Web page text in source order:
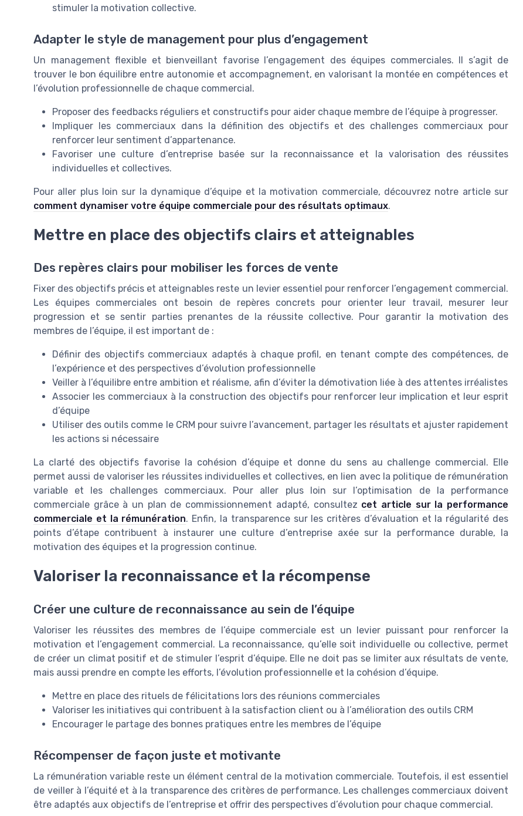
stimuler la motivation collective.
Adapter le style de management pour plus d’engagement
Un management flexible et bienveillant favorise l’engagement des équipes commerciales. Il s’agit de
trouver le bon équilibre entre autonomie et accompagnement, en valorisant la montée en compétences et
l’évolution professionnelle de chaque commercial.
Proposer des feedbacks réguliers et constructifs pour aider chaque membre de l’équipe à progresser.
Impliquer les commerciaux dans la définition des objectifs et des challenges commerciaux pour
renforcer leur sentiment d’appartenance.
Favoriser une culture d’entreprise basée sur la reconnaissance et la valorisation des réussites
individuelles et collectives.
Pour aller plus loin sur la dynamique d’équipe et la motivation commerciale, découvrez notre article sur
comment dynamiser votre équipe commerciale pour des résultats optimaux.
Mettre en place des objectifs clairs et atteignables
Des repères clairs pour mobiliser les forces de vente
Fixer des objectifs précis et atteignables reste un levier essentiel pour renforcer l’engagement commercial.
Les équipes commerciales ont besoin de repères concrets pour orienter leur travail, mesurer leur
progression et se sentir parties prenantes de la réussite collective. Pour garantir la motivation des
membres de l’équipe, il est important de :
Définir des objectifs commerciaux adaptés à chaque profil, en tenant compte des compétences, de
l’expérience et des perspectives d’évolution professionnelle
Veiller à l’équilibre entre ambition et réalisme, afin d’éviter la démotivation liée à des attentes irréalistes
Associer les commerciaux à la construction des objectifs pour renforcer leur implication et leur esprit
d’équipe
Utiliser des outils comme le CRM pour suivre l’avancement, partager les résultats et ajuster rapidement
les actions si nécessaire
La clarté des objectifs favorise la cohésion d’équipe et donne du sens au challenge commercial. Elle
permet aussi de valoriser les réussites individuelles et collectives, en lien avec la politique de rémunération
variable et les challenges commerciaux. Pour aller plus loin sur l’optimisation de la performance
commerciale grâce à un plan de commissionnement adapté, consultez cet article sur la performance
commerciale et la rémunération. Enfin, la transparence sur les critères d’évaluation et la régularité des
points d’étape contribuent à instaurer une culture d’entreprise axée sur la performance durable, la
motivation des équipes et la progression continue.
Valoriser la reconnaissance et la récompense
Créer une culture de reconnaissance au sein de l’équipe
Valoriser les réussites des membres de l’équipe commerciale est un levier puissant pour renforcer la
motivation et l’engagement commercial. La reconnaissance, qu’elle soit individuelle ou collective, permet
de créer un climat positif et de stimuler l’esprit d’équipe. Elle ne doit pas se limiter aux résultats de vente,
mais aussi prendre en compte les efforts, l’évolution professionnelle et la cohésion d’équipe.
Mettre en place des rituels de félicitations lors des réunions commerciales
Valoriser les initiatives qui contribuent à la satisfaction client ou à l’amélioration des outils CRM
Encourager le partage des bonnes pratiques entre les membres de l’équipe
Récompenser de façon juste et motivante
La rémunération variable reste un élément central de la motivation commerciale. Toutefois, il est essentiel
de veiller à l’équité et à la transparence des critères de performance. Les challenges commerciaux doivent
être adaptés aux objectifs de l’entreprise et offrir des perspectives d’évolution pour chaque commercial.